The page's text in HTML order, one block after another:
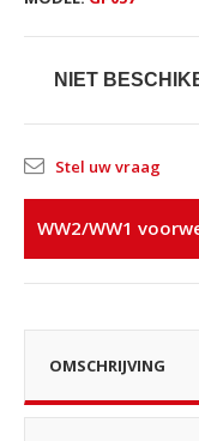
NIET
Stel uw vraag
WW2/WW1
OMSCHRIJVING